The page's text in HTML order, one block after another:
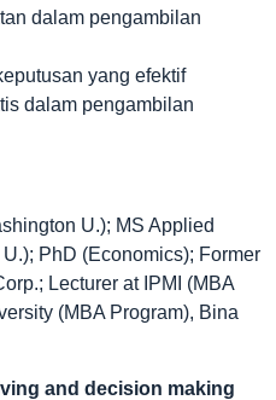
dalam pengambilan
yang efektif
dalam pengambilan
U.); MS Applied
PhD (Economics); Former
Lecturer at IPMI (MBA
(MBA Program), Bina
and decision making